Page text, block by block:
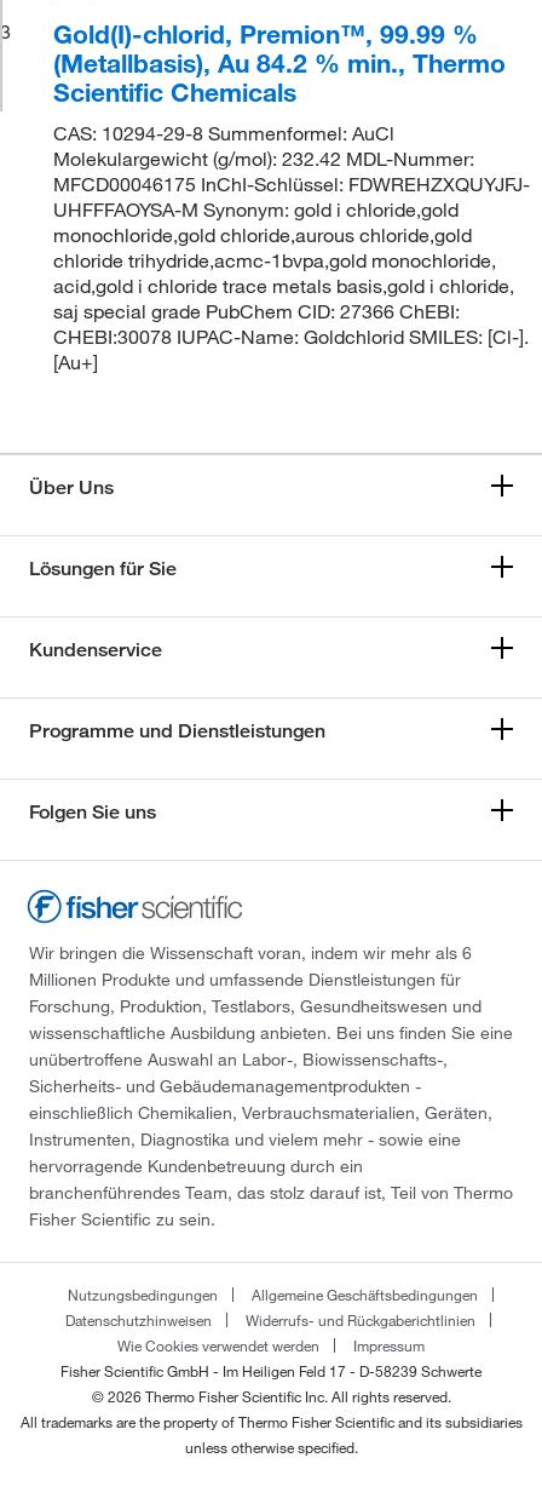
3
Gold(I)-chlorid, Premion™, 99.99 %
(Metallbasis), Au 84.2 % min., Thermo
Scientific Chemicals
CAS: 10294-29-8 Summenformel: AuCl
Molekulargewicht (g/mol): 232.42 MDL-Nummer:
MFCD00046175 InChI-Schlüssel: FDWREHZXQUYJFJ-
UHFFFAOYSA-M Synonym: gold i chloride,gold
monochloride,gold chloride,aurous chloride,gold
chloride trihydride,acmc-1bvpa,gold monochloride,
acid,gold i chloride trace metals basis,gold i chloride,
saj special grade PubChem CID: 27366 ChEBI:
CHEBI:30078 IUPAC-Name: Goldchlorid SMILES: [Cl-].
[Au+]
Über Uns
Lösungen für Sie
Kundenservice
Programme und Dienstleistungen
Folgen Sie uns
Wir bringen die Wissenschaft voran, indem wir mehr als 6
Millionen Produkte und umfassende Dienstleistungen für
Forschung, Produktion, Testlabors, Gesundheitswesen und
wissenschaftliche Ausbildung anbieten. Bei uns finden Sie eine
unübertroffene Auswahl an Labor-, Biowissenschafts-,
Sicherheits- und Gebäudemanagementprodukten -
einschließlich Chemikalien, Verbrauchsmaterialien, Geräten,
Instrumenten, Diagnostika und vielem mehr - sowie eine
hervorragende Kundenbetreuung durch ein
branchenführendes Team, das stolz darauf ist, Teil von Thermo
Fisher Scientific zu sein.
Nutzungsbedingungen
Allgemeine Geschäftsbedingungen
Datenschutzhinweisen
Widerrufs- und Rückgaberichtlinien
Wie Cookies verwendet werden
Impressum
Fisher Scientific GmbH - Im Heiligen Feld 17 - D-58239 Schwerte
© 2026 Thermo Fisher Scientific Inc. All rights reserved.
All trademarks are the property of Thermo Fisher Scientific and its subsidiaries
unless otherwise specified.